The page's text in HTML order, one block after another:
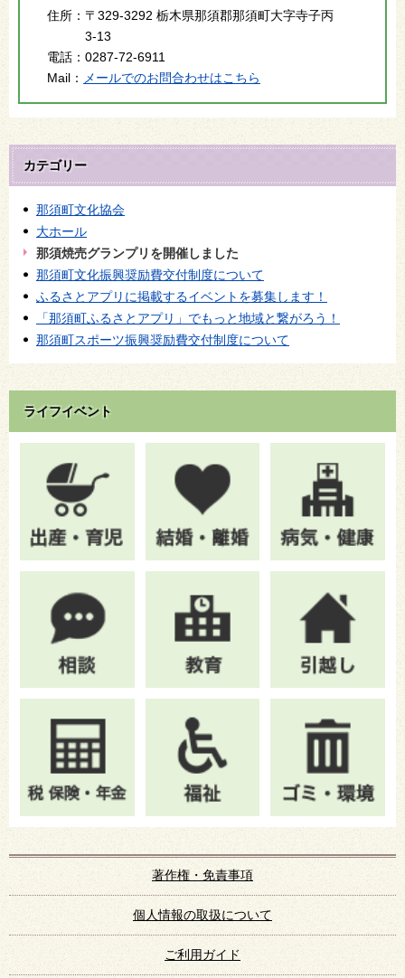
住所： 〒329-3292 栃木県那須郡那須町大字寺子丙
3-13
電話： 0287-72-6911
Mail：
メールでのお問合わせはこちら
カテゴリー
那須町文化協会
大ホール
那須焼売グランプリを開催しました
那須町文化振興奨励費交付制度について
ふるさとアプリに掲載するイベントを募集します！
「那須町ふるさとアプリ」でもっと地域と繋がろう！
那須町スポーツ振興奨励費交付制度について
ライフイベント
著作権・免責事項
個人情報の取扱について
ご利用ガイド